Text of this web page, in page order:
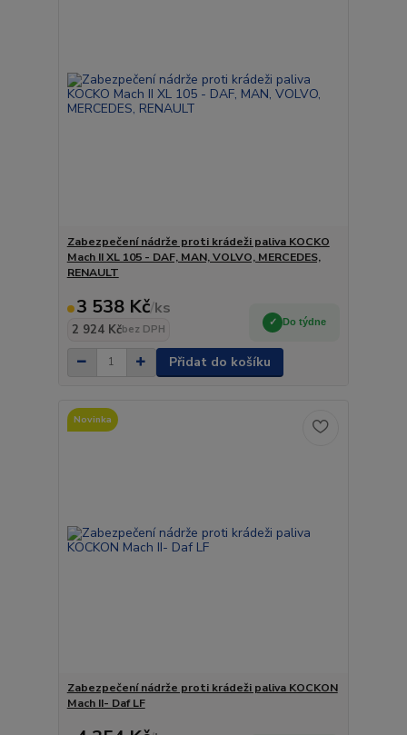
Zabezpečení nádrže proti krádeži paliva KOCKO
Mach II XL 105 - DAF, MAN, VOLVO, MERCEDES,
RENAULT
3 538 Kč/ks
2 924 Kčbez DPH
Do týdne
Přidat do košíku
Novinka
Zabezpečení nádrže proti krádeži paliva KOCKON
Mach II- Daf LF